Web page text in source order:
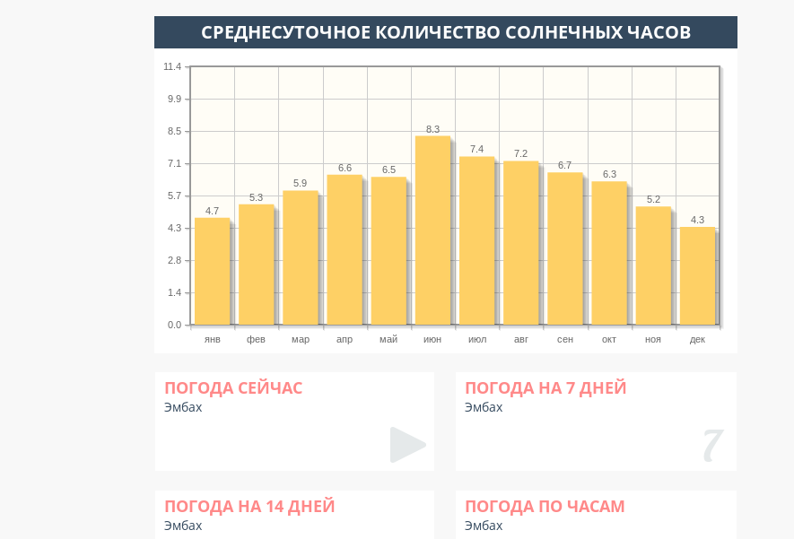
СРЕДНЕСУТОЧНОЕ КОЛИЧЕСТВО СОЛНЕЧНЫХ ЧАСОВ
янв фев мар апр май июн июл авг сен окт ноя дек
0.0
1.4
2.8
4.3
5.7
7.1
8.5
9.9
11.4
4.3
5.2
6.3
6.7
7.2
7.4
8.3
6.5
6.6
5.9
5.3
4.7
ПОГОДА СЕЙЧАС
Эмбах
ПОГОДА НА 7 ДНЕЙ
Эмбах
ПОГОДА НА 14 ДНЕЙ
Эмбах
ПОГОДА ПО ЧАСАМ
Эмбах